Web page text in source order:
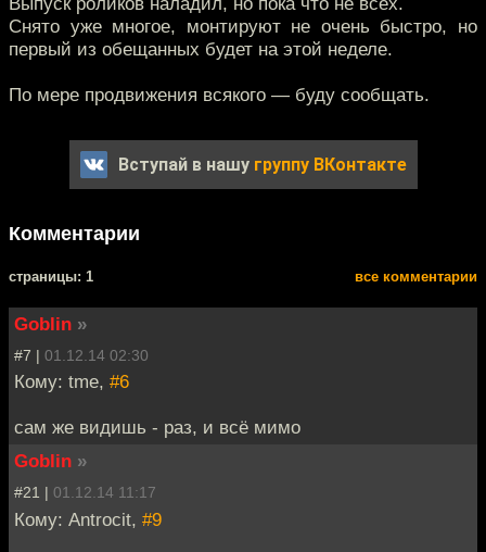
Снято уже многое, монтируют не очень быстро, но
первый из обещанных будет на этой неделе.
По мере продвижения всякого — буду сообщать.
Вступай в нашу группу ВКонтакте
Комментарии
cтраницы: 1 все комментарии
Goblin »
#7 | 01.12.14 02:30
Кому: tme, #6
сам же видишь - раз, и всё мимо
Goblin »
#21 | 01.12.14 11:17
Кому: Antrocit, #9